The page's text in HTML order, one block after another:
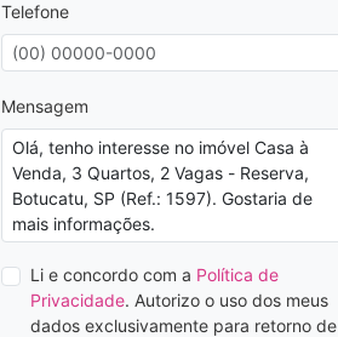
Telefone
Mensagem
Li e concordo com a Política de
Privacidade. Autorizo o uso dos meus
dados exclusivamente para retorno de